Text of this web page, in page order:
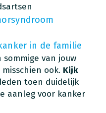
in de familie
sommige van jouw
ook. Kijk
toen duidelijk
aanleg voor kanker